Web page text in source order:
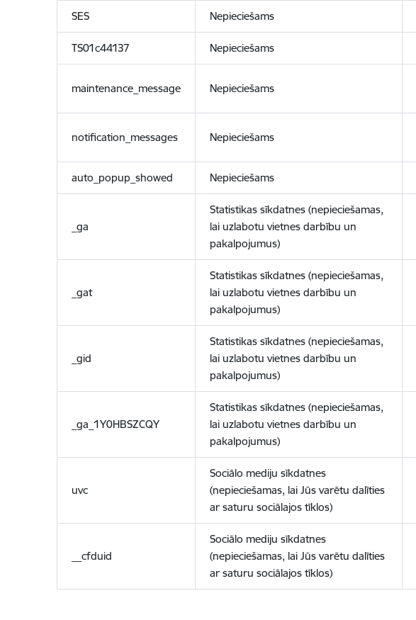
SES Nepieciešams
TS01c44137 Nepieciešams
maintenance_message Nepieciešams
notification_messages Nepieciešams
auto_popup_showed Nepieciešams
_ga
Statistikas sīkdatnes (nepieciešamas,
lai uzlabotu vietnes darbību un
pakalpojumus)
_gat
Statistikas sīkdatnes (nepieciešamas,
lai uzlabotu vietnes darbību un
pakalpojumus)
_gid
Statistikas sīkdatnes (nepieciešamas,
lai uzlabotu vietnes darbību un
pakalpojumus)
_ga_1Y0HBSZCQY
Statistikas sīkdatnes (nepieciešamas,
lai uzlabotu vietnes darbību un
pakalpojumus)
uvc
Sociālo mediju sīkdatnes
(nepieciešamas, lai Jūs varētu dalīties
ar saturu sociālajos tīklos)
__cfduid
Sociālo mediju sīkdatnes
(nepieciešamas, lai Jūs varētu dalīties
ar saturu sociālajos tīklos)